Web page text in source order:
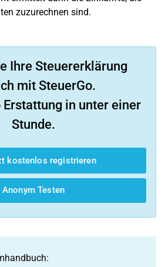
zuzurechnen sind.
Ihre Steuererklärung
mit SteuerGo.
in unter einer
Stunde.
kostenlos registrieren
Anonym Testen